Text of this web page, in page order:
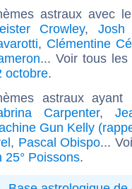
astraux avec
Crowley, Josh
, Clémentine
... Voir tous les
octobre.
astraux
Carpenter,
Gun Kelly
, Pascal Obispo...
25° Poissons.